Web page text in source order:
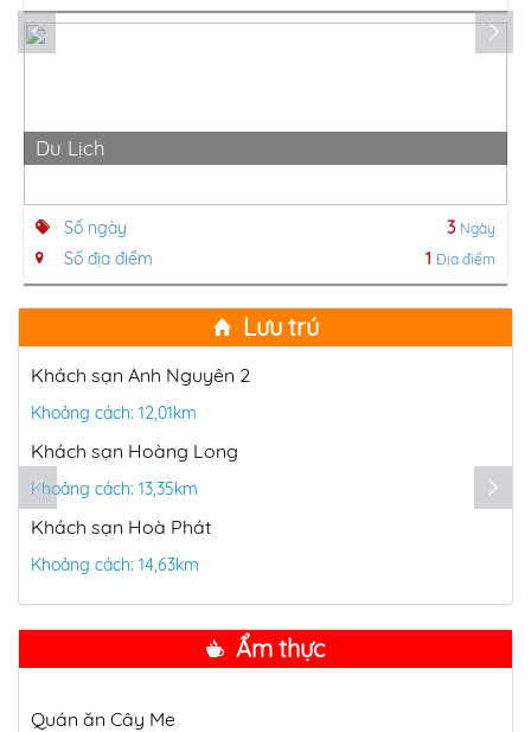
Du Lịch
Số ngày 3 Ngày
Số địa điểm 1 Địa điểm
Lưu trú
Khách sạn Anh Nguyên 2
Khoảng cách: 12,01km
Khách sạn Hoàng Long
Khoảng cách: 13,35km
Khách sạn Hoà Phát
Khoảng cách: 14,63km
Ẩm thực
Quán ăn Cây Me